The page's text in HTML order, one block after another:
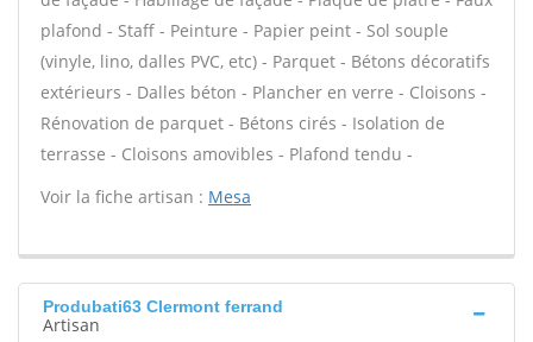
plafond - Staff - Peinture - Papier peint - Sol souple
(vinyle, lino, dalles PVC, etc) - Parquet - Bétons décoratifs
extérieurs - Dalles béton - Plancher en verre - Cloisons -
Rénovation de parquet - Bétons cirés - Isolation de
terrasse - Cloisons amovibles - Plafond tendu -
Voir la fiche artisan : Mesa
Produbati63 Clermont ferrand
Artisan